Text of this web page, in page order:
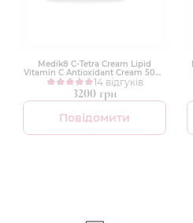
Medik8 C-Tetra Cream Lipid
Vitamin C Antioxidant Cream 50ml
Антиоксидантний крем з
вітаміном С
14 відгуків
3200 грн
Повідомити